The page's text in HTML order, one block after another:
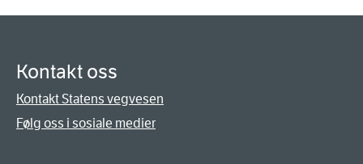
Kontakt oss
Kontakt Statens vegvesen
Følg oss i sosiale medier